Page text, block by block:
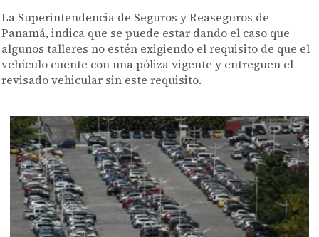
La Superintendencia de Seguros y Reaseguros de
Panamá, indica que se puede estar dando el caso que
algunos talleres no estén exigiendo el requisito de que el
vehículo cuente con una póliza vigente y entreguen el
revisado vehicular sin este requisito.